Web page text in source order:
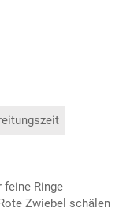
feine Ringe
Zwiebel schälen